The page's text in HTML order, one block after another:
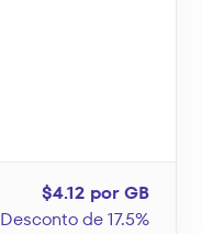
$4.12 por GB
Desconto de 17.5%